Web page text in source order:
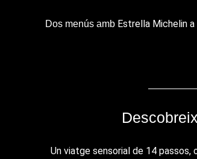
Dos menús amb Estrella Michelin
Un viatge sensorial de 14